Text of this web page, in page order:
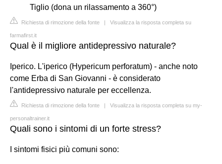
Tiglio (dona un rilassamento a 360°)
Richiesta di rimozione della fonte | Visualizza la risposta completa su
farmafirst.it
Qual è il migliore antidepressivo naturale?
Iperico. L'iperico (Hypericum perforatum) - anche noto
come Erba di San Giovanni - è considerato
l'antidepressivo naturale per eccellenza.
Richiesta di rimozione della fonte | Visualizza la risposta completa su my-
personaltrainer.it
Quali sono i sintomi di un forte stress?
I sintomi fisici più comuni sono: